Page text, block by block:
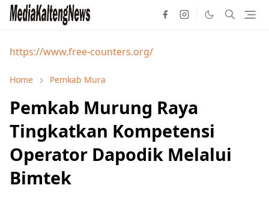
https://www.free-counters.org/
Home Pemkab Mura
Pemkab Murung Raya
Tingkatkan Kompetensi
Operator Dapodik Melalui
Bimtek